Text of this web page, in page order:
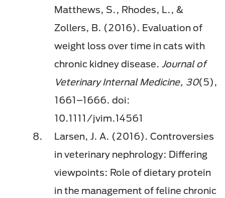
Matthews, S., Rhodes, L., &
Zollers, B. (2016). Evaluation of
weight loss over time in cats with
chronic kidney disease. Journal of
Veterinary Internal Medicine, 30(5),
1661–1666. doi:
10.1111/jvim.14561
Larsen, J. A. (2016). Controversies
in veterinary nephrology: Differing
viewpoints: Role of dietary protein
in the management of feline chronic